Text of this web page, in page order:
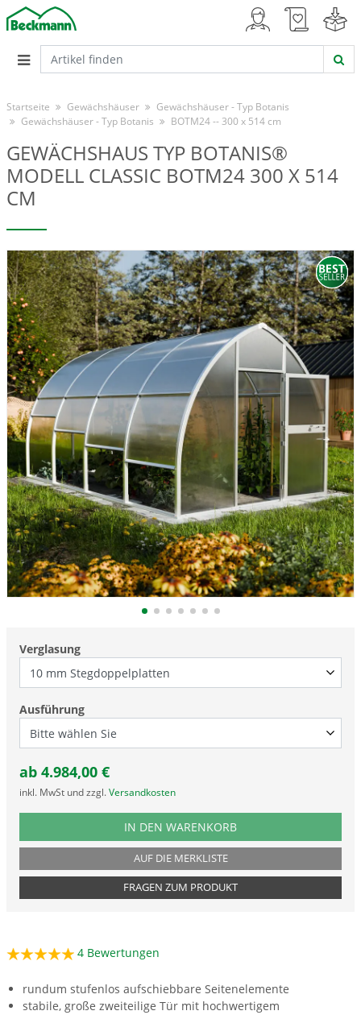
Startseite Gewächshäuser
Gewächshäuser - Typ Botanis
Gewächshäuser - Typ Botanis
BOTM24 -- 300 x 514 cm
GEWÄCHSHAUS TYP BOTANIS®
MODELL CLASSIC BOTM24 300 X 514
CM
Verglasung
Ausführung
ab 4.984,00 €
inkl. MwSt und zzgl. Versandkosten
PRODUKTNUMMER BOTM24
IN DEN WARENKORB
AUF DIE MERKLISTE
FRAGEN ZUM PRODUKT
4 Bewertungen
rundum stufenlos aufschiebbare Seitenelemente
stabile, große zweiteilige Tür mit hochwertigem